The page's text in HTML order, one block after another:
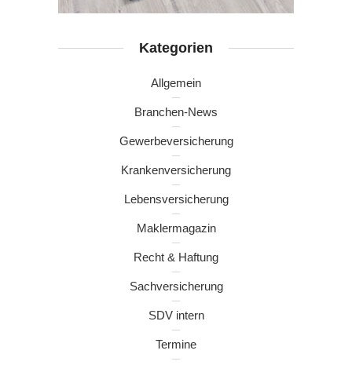
Kategorien
Allgemein
Branchen-News
Gewerbeversicherung
Krankenversicherung
Lebensversicherung
Maklermagazin
Recht & Haftung
Sachversicherung
SDV intern
Termine